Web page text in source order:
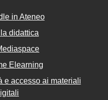
in Ateneo
didattica
Elearning
e accesso ai materiali